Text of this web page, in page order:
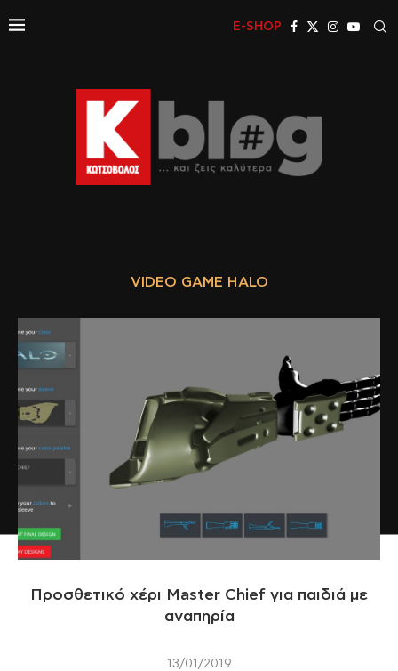
E-SHOP
VIDEO GAME HALO
Προσθετικό χέρι Master Chief για παιδιά με
αναπηρία
13/01/2019